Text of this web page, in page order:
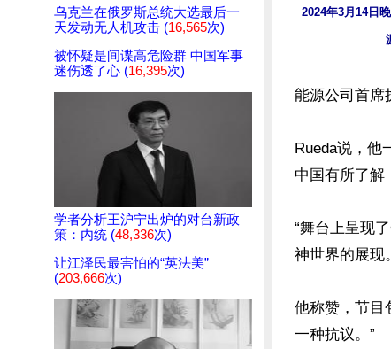
乌克兰在俄罗斯总统大选最后一
天发动无人机攻击 (16,565次)
被怀疑是间谍高危险群 中国军事
迷伤透了心 (16,395次)
学者分析王沪宁出炉的对台新政
策：内统 (48,336次)
让江泽民最害怕的“英法美”
(203,666次)
2024年3月14日
能源公司首席
Rueda说，他
中国有所了解
“舞台上呈现
神世界的展现
他称赞，节目
一种抗议。”